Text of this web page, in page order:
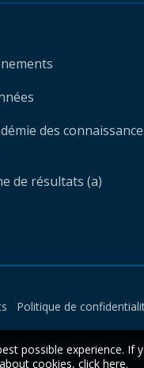
des
de résultats (a)
Politique de
possible experience. If
cookies, click here.